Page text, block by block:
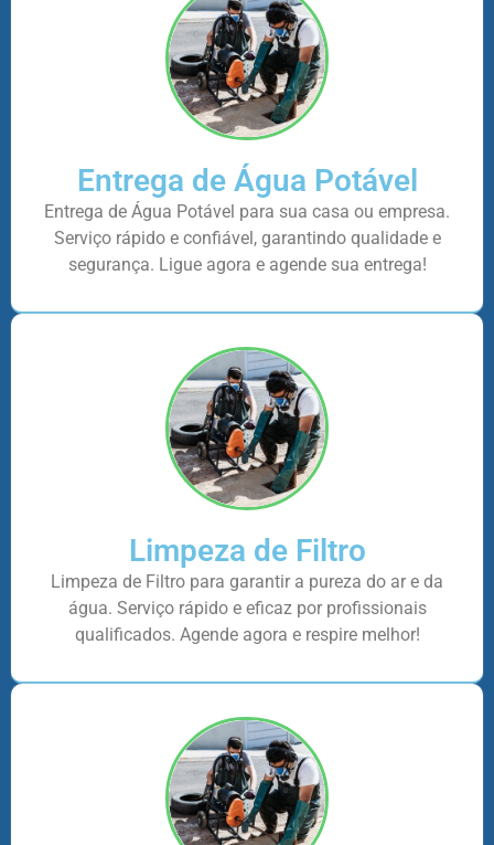
Entrega de Água Potável
Entrega de Água Potável para sua casa ou empresa.
Serviço rápido e confiável, garantindo qualidade e
segurança. Ligue agora e agende sua entrega!
Limpeza de Filtro
Limpeza de Filtro para garantir a pureza do ar e da
água. Serviço rápido e eficaz por profissionais
qualificados. Agende agora e respire melhor!